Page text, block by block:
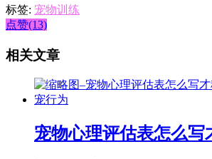
标签: 宠物训练
点赞(13)
相关文章
宠物心理评估表怎么写